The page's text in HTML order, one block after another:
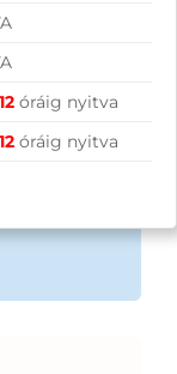
12 óráig nyitva
12 óráig nyitva